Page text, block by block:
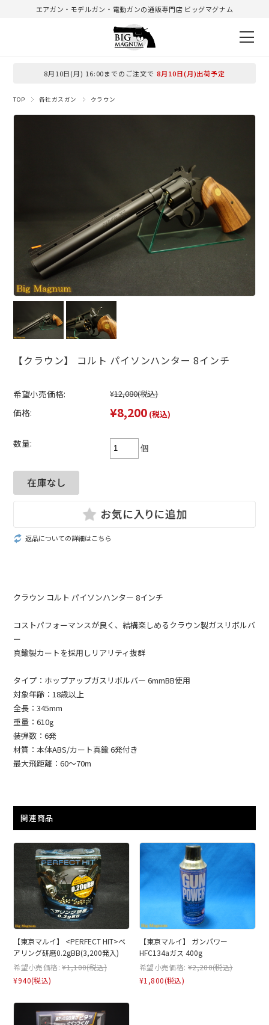
エアガン・モデルガン・電動ガンの通販専門店 ビッグマグナム
8月10日(月) 16:00までのご注文で 8月10日(月)出荷予定
TOP 各社ガスガン クラウン
【クラウン】 コルト パイソンハンター 8インチ
希望小売価格: ¥12,080(税込)
価格: ¥8,200 (税込)
数量: 個
返品についての詳細はこちら
クラウン コルト パイソンハンター 8インチ
コストパフォーマンスが良く、結構楽しめるクラウン製ガスリボルバ
ー
真鍮製カートを採用しリアリティ抜群
タイプ：ホップアップガスリボルバー 6mmBB使用
対象年齢：18歳以上
全長：345mm
重量：610g
装弾数：6発
材質：本体ABS/カート真鍮 6発付き
最大飛距離：60～70m
関連商品
【東京マルイ】 <PERFECT HIT>ベ
アリング研磨0.2gBB(3,200発入)
希望小売価格: ¥1,100(税込)
¥940(税込)
【東京マルイ】 ガンパワー
HFC134aガス 400g
希望小売価格: ¥2,200(税込)
¥1,800(税込)